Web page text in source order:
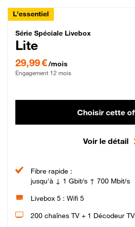
L'essentiel
Série Spéciale
Série Spéciale Livebox
Lite
29,99 €/mois
Engagement 12 mois
Choisir cette
Voir le détail
Fibre rapide :
jusqu'à ↓ 1 Gbit/s ↑ 700 Mbit/s
Livebox 5 : Wifi 5
200 chaînes TV + 1 Décodeur